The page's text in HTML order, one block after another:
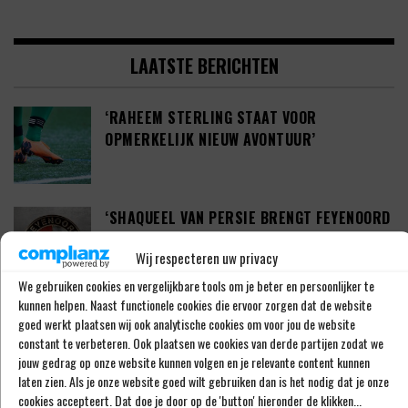
Wij respecteren uw privacy
We gebruiken cookies en vergelijkbare tools om je beter en persoonlijker te
kunnen helpen. Naast functionele cookies die ervoor zorgen dat de website
goed werkt plaatsen wij ook analytische cookies om voor jou de website
constant te verbeteren. Ook plaatsen we cookies van derde partijen zodat we
jouw gedrag op onze website kunnen volgen en je relevante content kunnen
laten zien. Als je onze website goed wilt gebruiken dan is het nodig dat je onze
cookies accepteert. Dat doe je door op de 'button' hieronder de klikken...
LAATSTE BERICHTEN
‘RAHEEM STERLING STAAT VOOR
OPMERKELIJK NIEUW AVONTUUR’
‘SHAQUEEL VAN PERSIE BRENGT FEYENOORD
IETS EXTRA’S’
DEFINITIEF: IN-BEOM HWANG ZET LOOPBAAN
VOORT BIJ FC PORTO